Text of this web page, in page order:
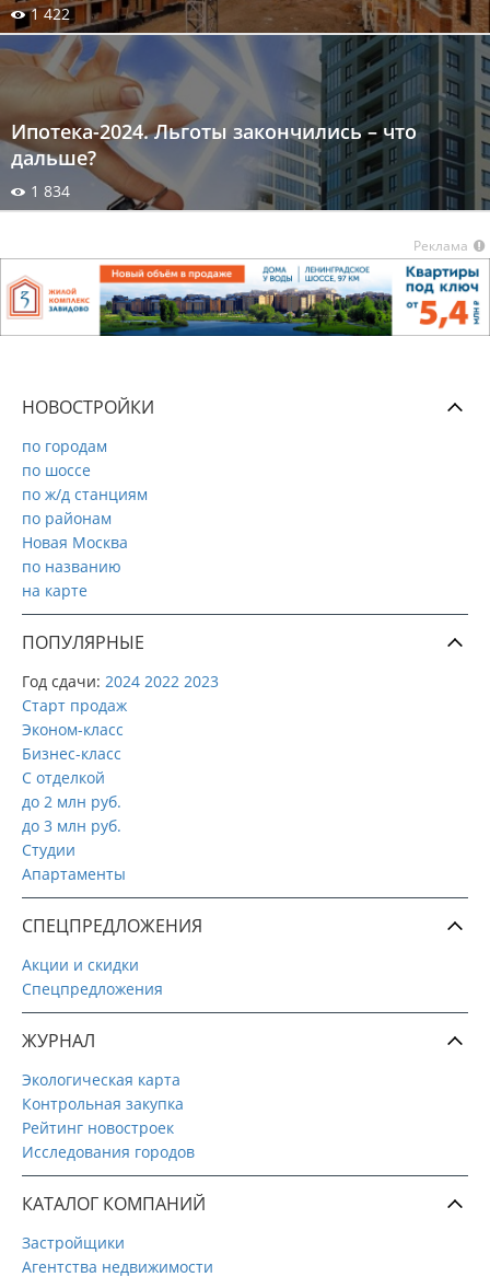
1 422
Ипотека-2024. Льготы закончились – что
дальше?
1 834
Реклама
НОВОСТРОЙКИ
по городам
по шоссе
по ж/д станциям
по районам
Новая Москва
по названию
на карте
ПОПУЛЯРНЫЕ
Год сдачи: 2024 2022 2023
Старт продаж
Эконом-класс
Бизнес-класс
С отделкой
до 2 млн руб.
до 3 млн руб.
Студии
Апартаменты
СПЕЦПРЕДЛОЖЕНИЯ
Акции и скидки
Спецпредложения
ЖУРНАЛ
Экологическая карта
Контрольная закупка
Рейтинг новостроек
Исследования городов
КАТАЛОГ КОМПАНИЙ
Застройщики
Агентства недвижимости